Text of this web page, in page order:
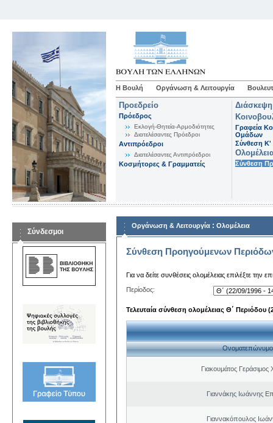
Η Βουλή Οργάνωση & Λειτουργία
Προεδρείο
Πρόεδρος
Εκλογή-Θητεία-Αρμοδιότητες
Διατελέσαντες Πρόεδροι
Αντιπρόεδροι
Διατελέσαντες Αντιπρόεδροι
Κοσμήτορες & Γραμματείς
Γραφεία
Ομάδων
Σύνθεση K'
Σύνθεση
Σύνδεσμοι
Οργάνωση & Λειτουργία : Ολομέλεια
Σύνθεση Προηγούμενων
Για να δείτε συνθέσεις ολομέλειας επιλέξτε την
Περίοδος:
Τελευταία σύνθεση ολομέλειας Θ΄ Περιόδου
Ονοματεπώνυμο
Γιακουμάτος
Γιαννάκης Ιωάννης
Γιαννακόπουλος